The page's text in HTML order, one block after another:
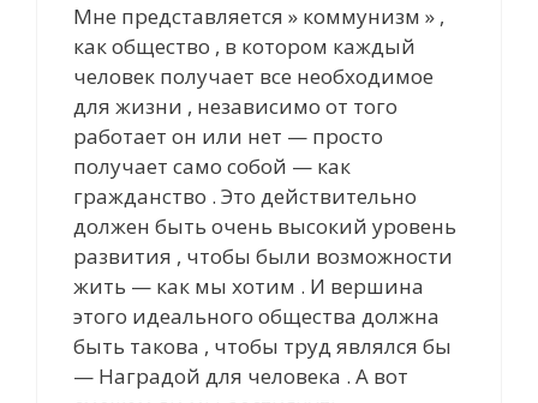
Мне представляется » коммунизм » ,
как общество , в котором каждый
человек получает все необходимое
для жизни , независимо от того
работает он или нет — просто
получает cамо собой — как
гражданство . Это действительно
должен быть очень высокий уровень
развития , чтобы были возможности
жить — как мы хотим . И вершина
этого идеального общества должна
быть такова , чтобы труд являлся бы
— Наградой для человека . А вот